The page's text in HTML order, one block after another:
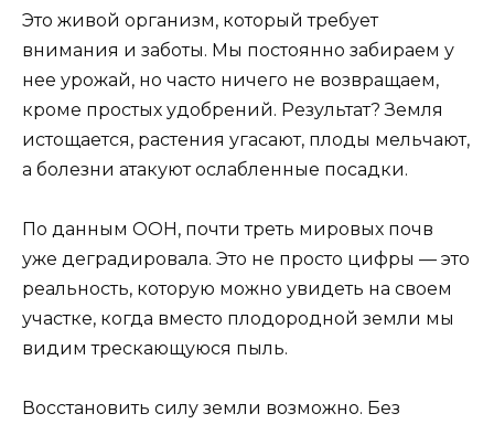
Это живой организм, который требует
внимания и заботы. Мы постоянно забираем у
нее урожай, но часто ничего не возвращаем,
кроме простых удобрений. Результат? Земля
истощается, растения угасают, плоды мельчают,
а болезни атакуют ослабленные посадки.
По данным ООН, почти треть мировых почв
уже деградировала. Это не просто цифры — это
реальность, которую можно увидеть на своем
участке, когда вместо плодородной земли мы
видим трескающуюся пыль.
Восстановить силу земли возможно. Без